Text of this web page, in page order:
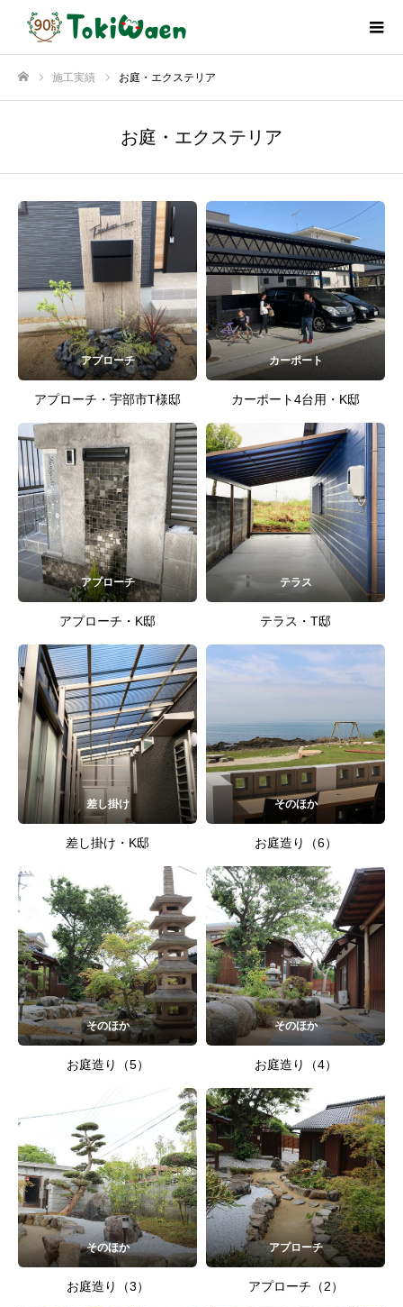
施工実績 お庭・エクステリア
お庭・エクステリア
アプローチ
アプローチ・宇部市T様邸
カーポート
カーポート4台用・K邸
アプローチ
アプローチ・K邸
テラス
テラス・T邸
差し掛け
差し掛け・K邸
そのほか
お庭造り（6）
そのほか
お庭造り（5）
そのほか
お庭造り（4）
そのほか
お庭造り（3）
アプローチ
アプローチ（2）